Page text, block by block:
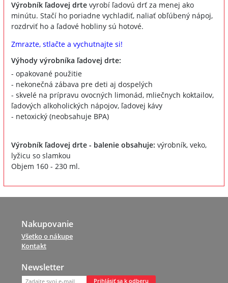
Výrobník ľadovej drte vyrobí ľadovú drť za menej ako
minútu. Stačí ho poriadne vychladiť, naliať obľúbený nápoj,
rozdrviť ho a ľadové hobliny sú hotové.
Zmrazte, stlačte a vychutnajte si!
Výhody výrobníka ľadovej drte:
- opakované použitie
- nekonečná zábava pre deti aj dospelých
- skvelé na prípravu ovocných limonád, mliečnych koktailov,
ľadových alkoholických nápojov, ľadovej kávy
- netoxický (neobsahuje BPA)
Výrobník ľadovej drte - balenie obsahuje: výrobník, veko,
lyžicu so slamkou
Objem 160 - 230 ml.
Nakupovanie
Všetko o nákupe
Kontakt
Newsletter
Prihlásiť sa k odberu